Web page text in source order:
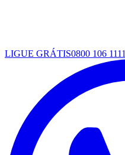
LIGUE GRÁTIS0800 106 1111